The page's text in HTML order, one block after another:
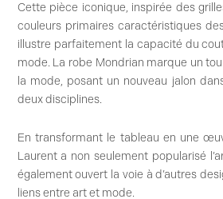
Cette pièce iconique, inspirée des
couleurs primaires caractéristiques
illustre parfaitement la capacité du
mode. La robe Mondrian marque un
la mode, posant un nouveau jalon
deux disciplines.
En transformant le tableau en une
Laurent a non seulement popularisé
également ouvert la voie à d’autres
liens entre art et mode.